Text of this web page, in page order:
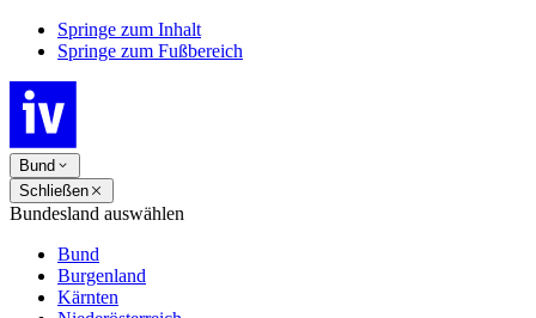
Springe zum Inhalt
Springe zum Fußbereich
Bund
Schließen
Bundesland auswählen
Bund
Burgenland
Kärnten